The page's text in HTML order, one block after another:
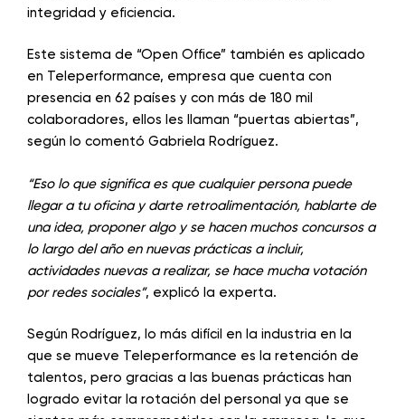
integridad y eficiencia.
Este sistema de “Open Office” también es aplicado
en Teleperformance, empresa que cuenta con
presencia en 62 países y con más de 180 mil
colaboradores, ellos les llaman “puertas abiertas”,
según lo comentó Gabriela Rodríguez.
“Eso lo que significa es que cualquier persona puede
llegar a tu oficina y darte retroalimentación, hablarte de
una idea, proponer algo y se hacen muchos concursos a
lo largo del año en nuevas prácticas a incluir,
actividades nuevas a realizar, se hace mucha votación
por redes sociales”, explicó la experta.
Según Rodríguez, lo más difícil en la industria en la
que se mueve Teleperformance es la retención de
talentos, pero gracias a las buenas prácticas han
logrado evitar la rotación del personal ya que se